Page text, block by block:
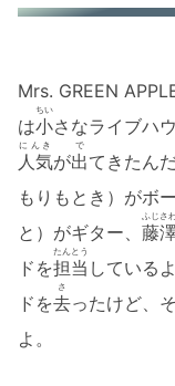
Mrs. GREEN
は小
ちい
さなライブハ
人気
にんき
が出
で
てきたんだ
もりもとき）がボ
と）がギター、 藤
ふじさ
ドを担当
たんとう
しているよ
ドを去
さ
ったけど、
よ。